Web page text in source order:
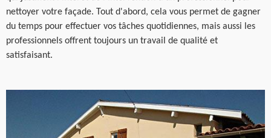
nettoyer votre façade. Tout d'abord, cela vous permet de gagner
du temps pour effectuer vos tâches quotidiennes, mais aussi les
professionnels offrent toujours un travail de qualité et
satisfaisant.